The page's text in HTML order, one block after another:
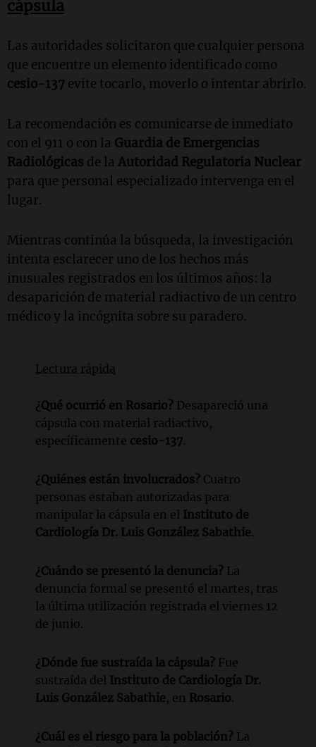
cápsula
Las autoridades solicitaron que cualquier persona
que encuentre un elemento identificado como
cesio-137 evite tocarlo, moverlo o intentar abrirlo.
La recomendación es comunicarse de inmediato
con el 911 o con la Guardia de Emergencias
Radiológicas de la Autoridad Regulatoria Nuclear
para que personal especializado intervenga en el
lugar.
Mientras continúa la búsqueda, la investigación
intenta esclarecer uno de los hechos más
inusuales registrados en los últimos años: la
desaparición de material radiactivo de un centro
médico y la incógnita sobre su paradero.
Lectura rápida
¿Qué ocurrió en Rosario? Desapareció una
cápsula con material radiactivo,
específicamente cesio-137.
¿Quiénes están involucrados? Cuatro
personas estaban autorizadas para
manipular la cápsula en el Instituto de
Cardiología Dr. Luis González Sabathie.
¿Cuándo se presentó la denuncia? La
denuncia formal se presentó el martes, tras
la última utilización registrada el viernes 12
de junio.
¿Dónde fue sustraída la cápsula? Fue
sustraída del Instituto de Cardiología Dr.
Luis González Sabathie, en Rosario.
¿Cuál es el riesgo para la población? La